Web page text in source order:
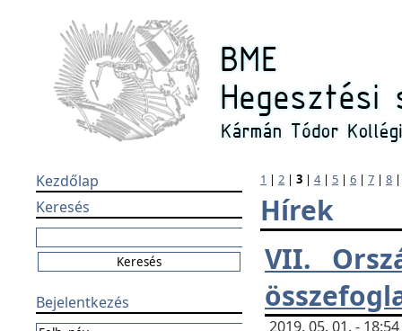
Kezdőlap
Keresés
Bejelentkezés
1 | 2 | 3 | 4| 5 | 6 | 7 | 8
Hírek
VII.
2019. 05. 01. -